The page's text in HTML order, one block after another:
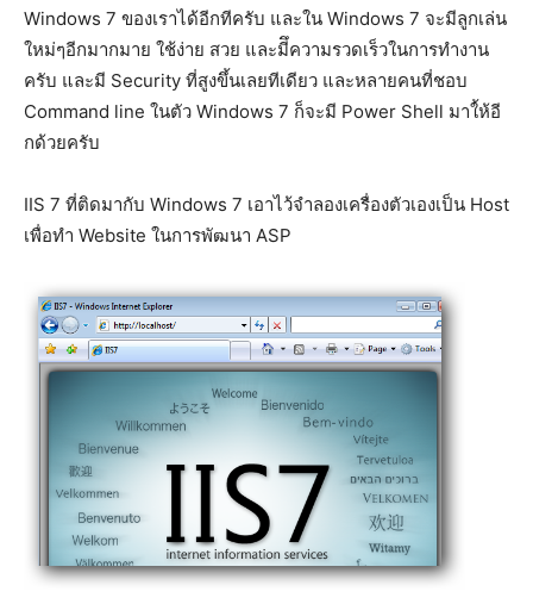
Windows 7 ของเราได้อีกทีครับ และใน Windows 7 จะมีลูกเล่น
ใหม่ๆอีกมากมาย ใช้ง่าย สวย และมีึความรวดเร็วในการทำงาน
ครับ และมี Security ที่สูงขึ้นเลยทีเดียว และหลายคนที่ชอบ
Command line ในตัว Windows 7 ก็จะมี Power Shell มาใ้ห้อี
กด้วยครับ
IIS 7 ที่ติดมากับ Windows 7 เอาไว้จำลองเครื่องตัวเองเป็น Host
เพื่อทำ Website ในการพัฒนา ASP